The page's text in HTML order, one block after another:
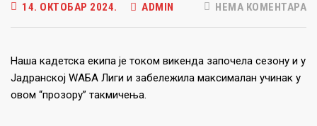
14. ОКТОБАР 2024. ADMIN НЕМА КОМЕНТАРА
Наша кадетска екипа је током викенда започела сезону и у
Јадранској WАБА Лиги и забележила максималан учинак у
овом “прозору” такмичења.